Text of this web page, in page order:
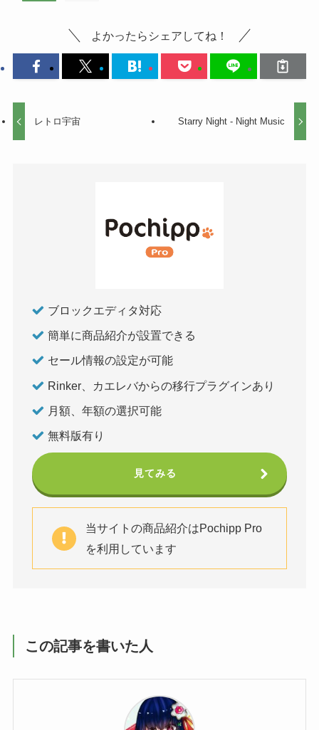
よかったらシェアしてね！
レトロ宇宙 Starry Night - Night Music
ブロックエディタ対応
簡単に商品紹介が設置できる
セール情報の設定が可能
Rinker、カエレバからの移行プラグインあり
月額、年額の選択可能
無料版有り
見てみる
当サイトの商品紹介はPochipp Pro
を利用しています
この記事を書いた人